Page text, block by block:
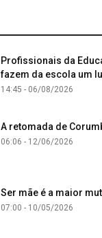
Profissionais da
fazem da escola um
14:45 - 06/08/2026
A retomada de
06:06 - 12/06/2026
Ser mãe é a maior
07:00 - 10/05/2026